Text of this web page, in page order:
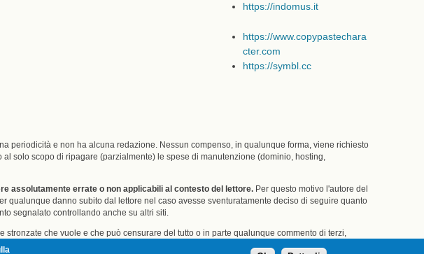
https://indomus.it
https://www.copypastechara
cter.com
https://symbl.cc
periodicità e non ha alcuna redazione. Nessun compenso, in qualunque forma, viene richiesto
solo scopo di ripagare (parzialmente) le spese di manutenzione (dominio, hosting,
assolutamente errate o non applicabili al contesto del lettore. Per questo motivo l'autore del
danno subito dal lettore nel caso avesse sventuratamente deciso di seguire quanto
segnalato controllando anche su altri siti.
che vuole e che può censurare del tutto o in parte qualunque commento di terzi,
tanto qua non riceverete attenzione.